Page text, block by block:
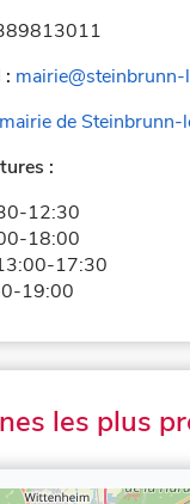
:
de Steinbrunn-
:
12:30
18:00
17:30
19:00
les plus